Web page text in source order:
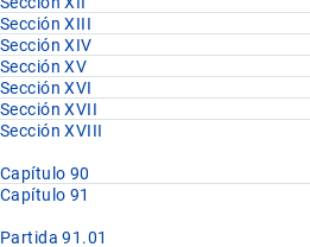
Sección XIII
Sección XIV
Sección XV
Sección XVI
Sección XVII
Sección XVIII
Capítulo 90
Capítulo 91
Partida 91.01